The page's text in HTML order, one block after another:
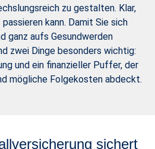
zu gestalten. Klar,
kann. Damit Sie sich
ganz aufs Gesundwerden
zwei Dinge besonders wichtig:
und ein finanzieller Puffer, der
mögliche Folgekosten abdeckt.
sichert